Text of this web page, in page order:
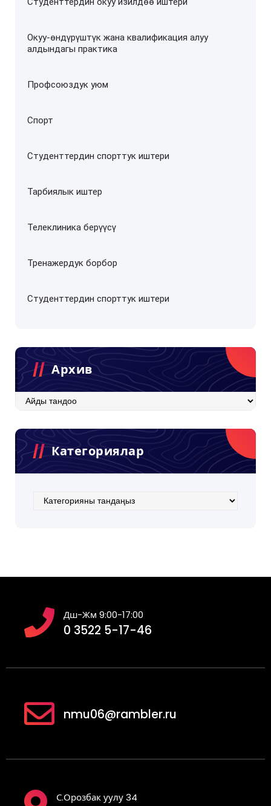
Окуу-өндүрүштүк жана квалификация алуу
алдындагы практика
Профсоюздук уюм
Спорт
Студенттердин спорттук иштери
Тарбиялык иштер
Телеклиника берүүсү
Тренажердук борбор
Студенттердин спорттук иштери
Архив
Архив
Категориялар
Категориялар
Дш-Жм 9:00-17:00
0 3522 5-17-46
nmu06@rambler.ru
С.Орозбак уулу 34